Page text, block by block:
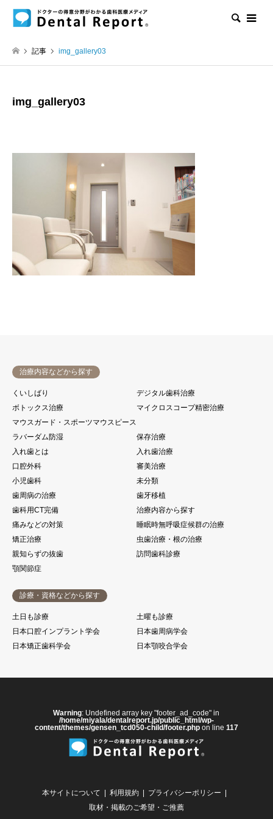
検索
記事 img_gallery03
img_gallery03
治療内容などから探す
くいしばり
デジタル歯科治療
ボトックス治療
マイクロスコープ精密治療
マウスガード・スポーツマウスピース
ラバーダム防湿
保存治療
入れ歯とは
入れ歯治療
口腔外科
審美治療
小児歯科
未分類
歯周病の治療
歯牙移植
歯科用CT完備
治療内容から探す
痛みなどの対策
睡眠時無呼吸症候群の治療
矯正治療
虫歯治療・根の治療
親知らずの抜歯
訪問歯科診療
顎関節症
診療・資格などから探す
土日も診療
土曜も診療
日本口腔インプラント学会
日本歯周病学会
日本矯正歯科学会
日本顎咬合学会
Warning: Undefined array key "footer_ad_code" in
/home/miyala/dentalreport.jp/public_html/wp-
content/themes/gensen_tcd050-child/footer.php on line 117
本サイトについて 利用規約
プライバシーポリシー
取材・掲載のご希望・ご推薦